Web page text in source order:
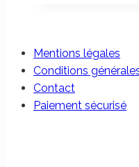
Mentions légales
Conditions
Contact
Paiement sécurisé